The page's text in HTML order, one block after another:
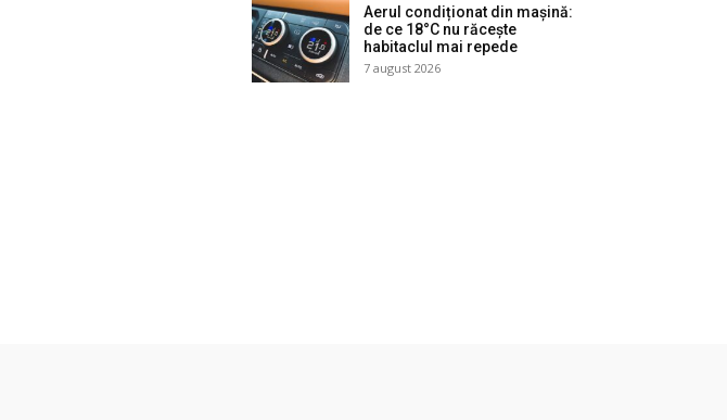
Aerul condiționat din mașină:
de ce 18°C nu răcește
habitaclul mai repede
7 august 2026